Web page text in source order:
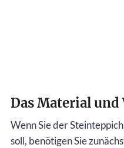
Das Material und
Wenn Sie der
soll, benötigen Sie